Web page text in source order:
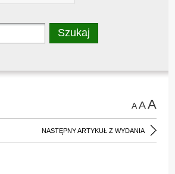
AAA
NASTĘPNY ARTYKUŁ Z WYDANIA